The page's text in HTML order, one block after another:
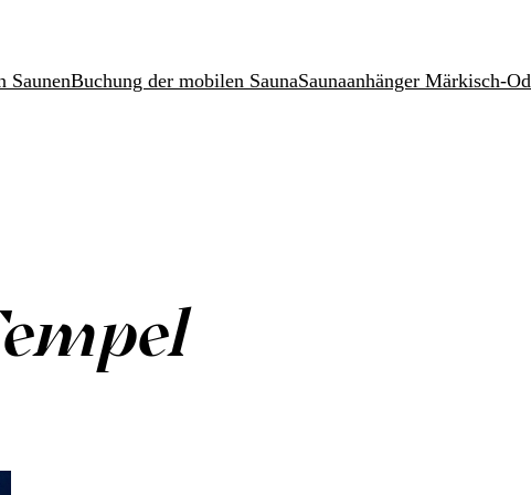
SaunenBuchung der mobilen SaunaSaunaanhänger Märkisch-